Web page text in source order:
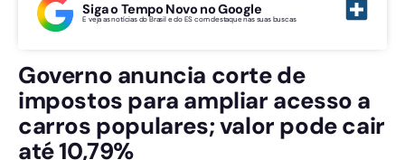
Siga o Tempo Novo no Google
E veja as notícias do Brasil e do ES com destaque nas suas buscas
Governo anuncia corte de
impostos para ampliar acesso a
carros populares; valor pode cair
até 10,79%